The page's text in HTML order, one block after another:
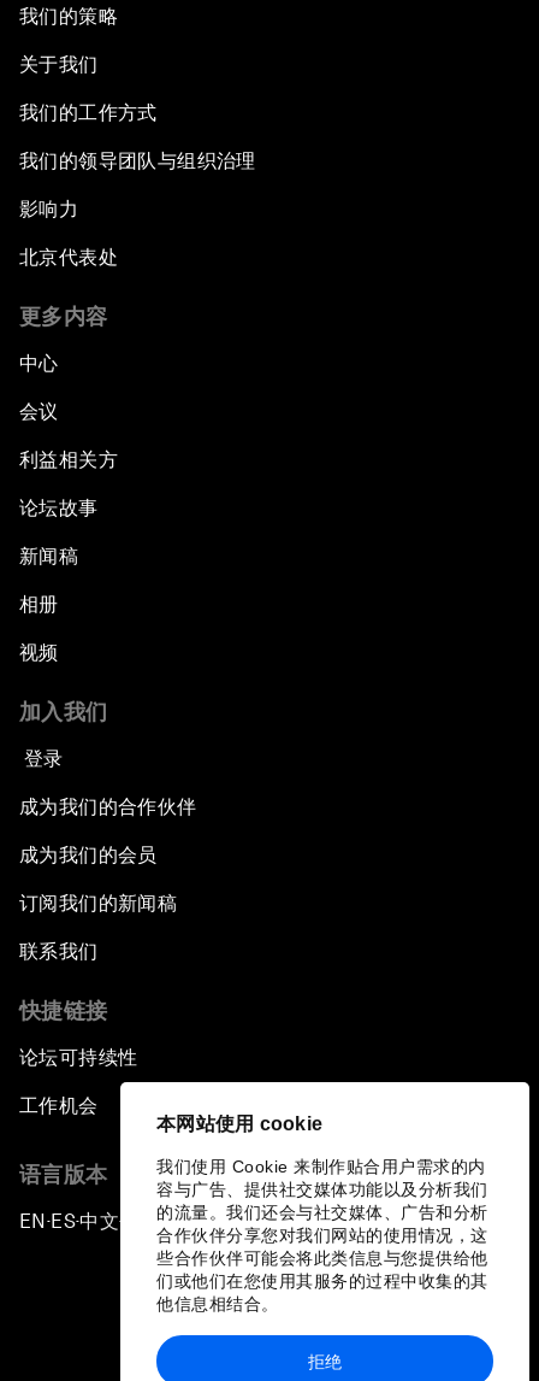
本网站使用 cookie
我们使用 Cookie 来制作贴合用户需求的内
容与广告、提供社交媒体功能以及分析我们
的流量。我们还会与社交媒体、广告和分析
合作伙伴分享您对我们网站的使用情况，这
些合作伙伴可能会将此类信息与您提供给他
们或他们在您使用其服务的过程中收集的其
他信息相结合。
拒绝
我们的策略
关于我们
我们的工作方式
我们的领导团队与组织治理
影响力
北京代表处
更多内容
中心
会议
利益相关方
论坛故事
新闻稿
相册
视频
加入我们
登录
成为我们的合作伙伴
成为我们的会员
订阅我们的新闻稿
联系我们
快捷链接
论坛可持续性
工作机会
语言版本
EN ▪ES▪中文▪ 日本語